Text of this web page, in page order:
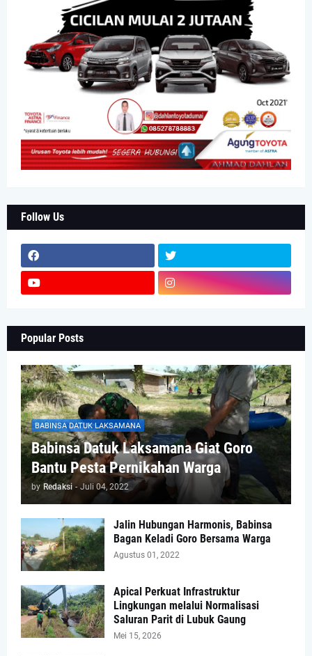
Follow Us
Popular Posts
BABINSA DATUK LAKSAMANA
Babinsa Datuk Laksamana Giat Goro
Bantu Pesta Pernikahan Warga
by Redaksi - Juli 04, 2022
Jalin Hubungan Harmonis, Babinsa
Bagan Keladi Goro Bersama Warga
Agustus 01, 2022
Apical Perkuat Infrastruktur
Lingkungan melalui Normalisasi
Saluran Parit di Lubuk Gaung
Mei 15, 2026